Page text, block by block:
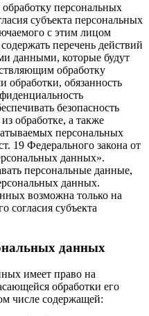
персональных
субъекта персональных
с этим лицом
перечень действий
данными, которые будут
обработку
обработки, обязанность
безопасность
обработке, а также
персональных
19 Федерального закона от
данных».
персональные данные,
данных.
возможна только на
согласия субъекта
данных
имеет право на
обработки его
числе содержащей: